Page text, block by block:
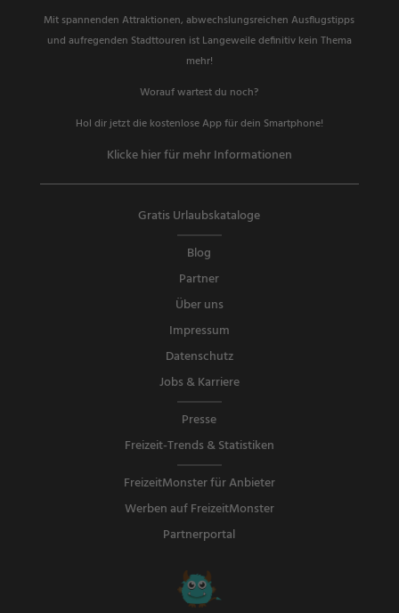
Mit spannenden Attraktionen, abwechslungsreichen Ausflugstipps
und aufregenden Stadttouren ist Langeweile definitiv kein Thema
mehr!
Worauf wartest du noch?
Hol dir jetzt die kostenlose App für dein Smartphone!
Klicke hier für mehr Informationen
Gratis Urlaubskataloge
Blog
Partner
Über uns
Impressum
Datenschutz
Jobs & Karriere
Presse
Freizeit-Trends & Statistiken
FreizeitMonster für Anbieter
Werben auf FreizeitMonster
Partnerportal